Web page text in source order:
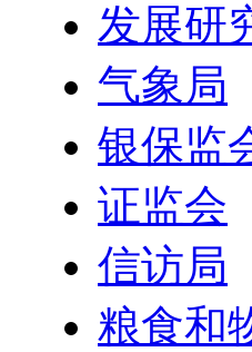
发展研
气象局
银保监
证监会
信访局
粮食和